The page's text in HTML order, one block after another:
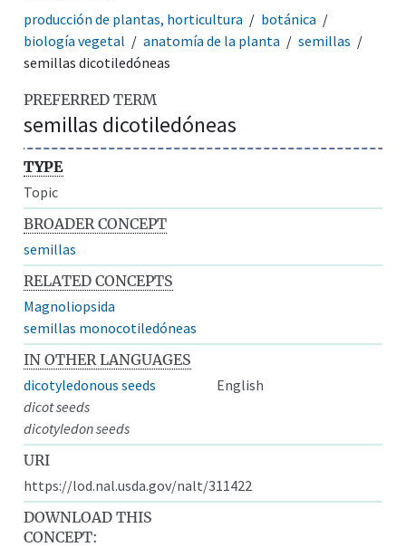
producción de plantas, horticultura
botánica
biología vegetal
anatomía de la planta
semillas
semillas dicotiledóneas
PREFERRED TERM
semillas dicotiledóneas
TYPE
Topic
BROADER CONCEPT
semillas
RELATED CONCEPTS
Magnoliopsida
semillas monocotiledóneas
IN OTHER LANGUAGES
dicotyledonous seeds
English
dicot seeds
dicotyledon seeds
URI
https://lod.nal.usda.gov/nalt/311422
DOWNLOAD THIS
CONCEPT: